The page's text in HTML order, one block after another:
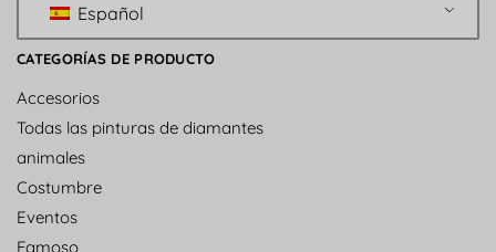
Español
CATEGORÍAS DE PRODUCTO
Accesorios
Todas las pinturas de diamantes
animales
Costumbre
Eventos
Famoso